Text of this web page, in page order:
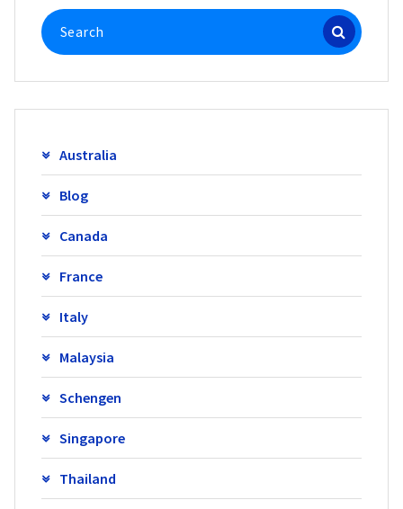
Search
for:
Australia
Blog
Canada
France
Italy
Malaysia
Schengen
Singapore
Thailand